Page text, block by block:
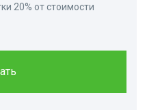
20% от стоимости